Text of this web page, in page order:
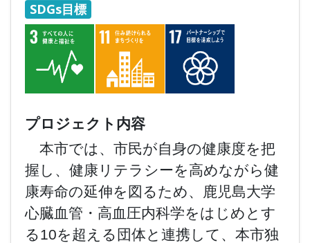
SDGs目標
プロジェクト内容
本市では、市民が自身の健康度を把
握し、健康リテラシーを高めながら健
康寿命の延伸を図るため、鹿児島大学
心臓血管・高血圧内科学をはじめとす
る10を超える団体と連携して、本市独